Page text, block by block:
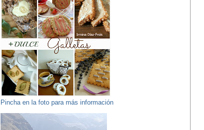
Pincha en la foto para más información